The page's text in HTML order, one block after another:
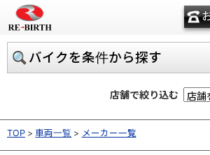
バイクを条件から探す
店舗で絞り込む
TOP 車両一覧 メーカー一覧